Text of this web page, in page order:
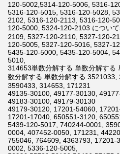
120-5002,5314-120-5006, 5316-
5316-120-5015, 5316-120-5028,
2102, 5316-120-2113, 5316-120-
120-5000, 5324-120-2103 につい
2109, 5327-120-2110, 5327-120-
120-5005, 5327-120-5016, 5327-
5435-120-5000, 5435-120-5004,
5010,
314653単数分解する 単数分解する
数分解する 単数分解する
3590433, 314653, 171231
49135-30100, 49177-30130,
49183-30100, 49179-30130
49179-30120, 17201-54060,
17201-17040, 650551-3120,
5439-120-5017, 740244-0001,
0004, 407452-0050, 171231,
755046, 764609, 4363793, 17201-
0002, 5336-120-5005,